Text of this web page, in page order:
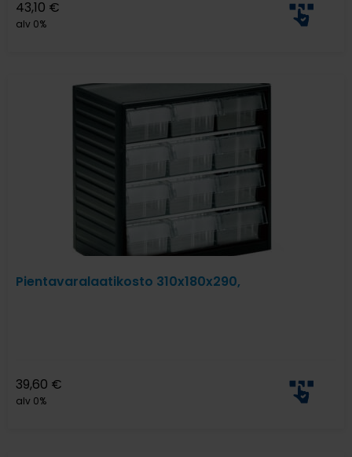
43,10 €
alv 0%
Pientavaralaatikosto 310x180x290,
39,60 €
alv 0%